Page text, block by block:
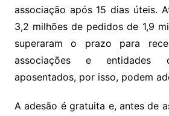
associação após 15 dias úteis.
3,2 milhões de pedidos de 1,9
superaram o prazo para
associações e entidades
aposentados, por isso, podem
A adesão é gratuita e, antes de